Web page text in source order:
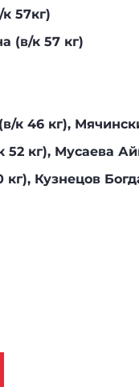
57кг)
(в/к 57 кг)
к 46 кг),
к 52 кг),
кг),